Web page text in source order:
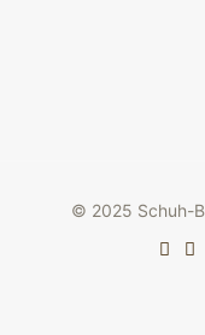
© 2025 Schuh-